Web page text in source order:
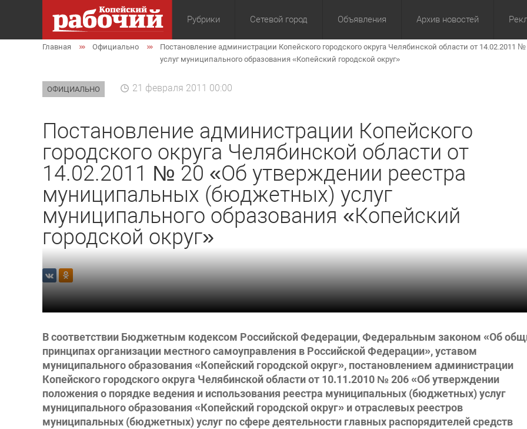
Рубрики
Общество Экономика Культура Политика Спорт ЖКХ
Сетевой город Объявления Архив новостей
За сутки За 3 дня
Главная Официально
Постановление администрации Копейского городского округа Челябинской области от
услуг муниципального образования «Копейский городской округ»
ОФИЦИАЛЬНО 21 февраля 2011 00:00
Постановление администрации Копейского
городского округа Челябинской области от
14.02.2011 № 20 «Об утверждении реестра
муниципальных (бюджетных) услуг
муниципального образования «Копейский
городской округ»
В соответствии Бюджетным кодексом Российской Федерации, Федеральным законом «Об
принципах организации местного самоуправления в Российской Федерации», уставом
муниципального образования «Копейский городской округ», постановлением администрации
Копейского городского округа Челябинской области от 10.11.2010 № 206 «Об утверждении
положения о порядке ведения и использования реестра муниципальных (бюджетных) услуг
муниципального образования «Копейский городской округ» и отраслевых реестров
муниципальных (бюджетных) услуг по сфере деятельности главных распорядителей средств